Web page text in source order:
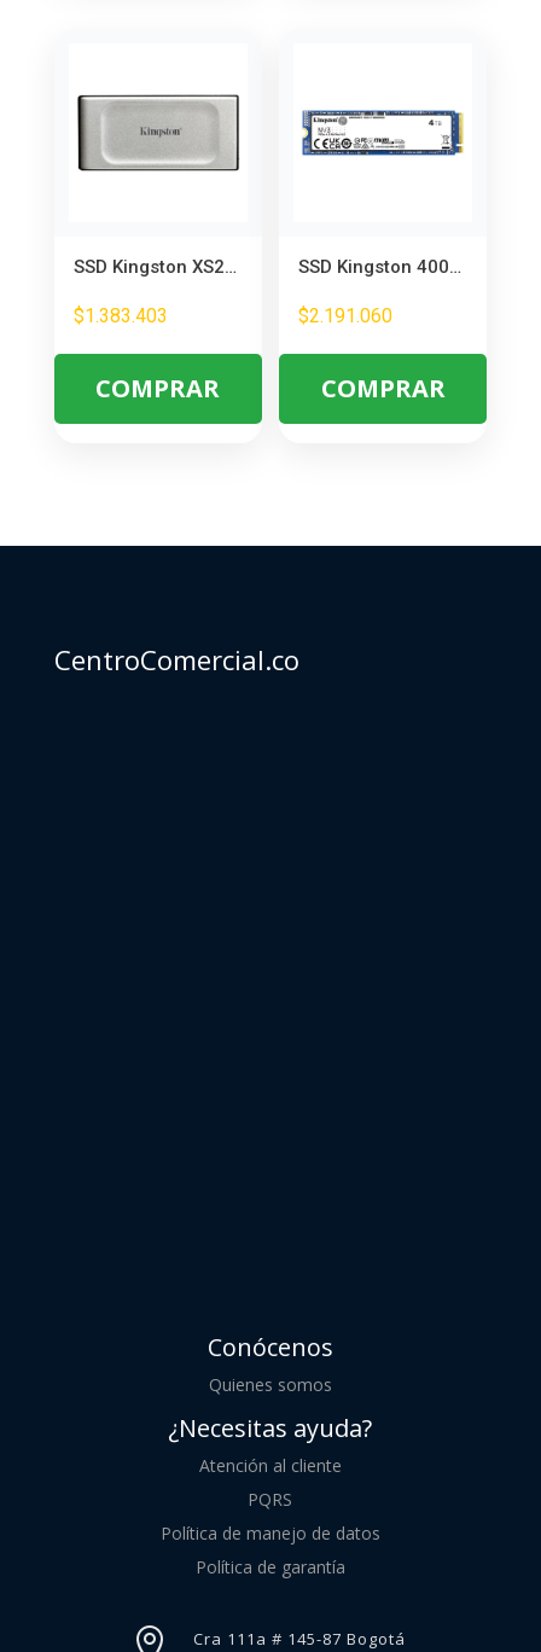
SSD Kingston XS2000 2TB USB 3.2 – Portátil y Rápido para Almacenamiento Externo
$1.383.403
COMPRAR
SSD Kingston 4000GB NV3 M.2 PCIe 4.0 NVMe – Velocidad Extrema para PC y Juegos
$2.191.060
COMPRAR
CentroComercial.co
Conócenos
Quienes somos
¿Necesitas ayuda?
Atención al cliente
PQRS
Política de manejo de datos
Política de garantía
Cra 111a # 145-87 Bogotá